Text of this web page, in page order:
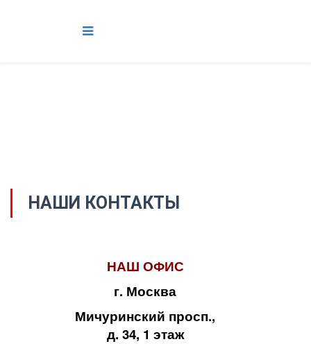
НАШИ КОНТАКТЫ
НАШ ОФИС
г. Москва
Мичуринский просп.,
д. 34, 1 этаж